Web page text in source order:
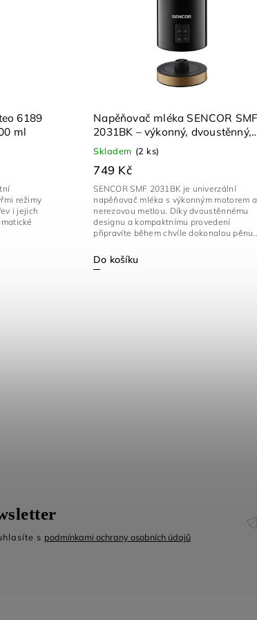
6189
ml
režimy
i jejich
Napěňovač mléka SENCOR SMF
2031BK – výkonný, dvoustěnný,
kompaktní
Skladem (2 ks)
749 Kč
Do košíku
SENCOR SMF 2031BK je univerzální
napěňovač mléka s výkonným motorem a
nerezovou metlou. Díky dvoustěnnému
designu a kompaktnímu provedení
připravíte během chvíle dokonalou pěnu...
s podmínkami ochrany osobních údajů